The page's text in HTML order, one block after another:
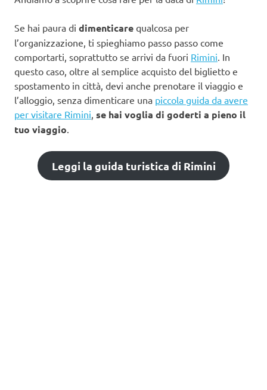
Se hai paura di dimenticare qualcosa per
l’organizzazione, ti spieghiamo passo passo come
comportarti, soprattutto se arrivi da fuori Rimini . In
questo caso, oltre al semplice acquisto del biglietto e
spostamento in città, devi anche prenotare il viaggio e
l’alloggio, senza dimenticare una piccola guida da avere
per visitare Rimini se hai voglia di goderti a pieno il
tuo viaggio
Leggi la guida turistica di Rimini